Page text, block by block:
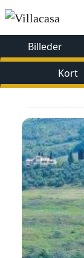
Billeder
Kort